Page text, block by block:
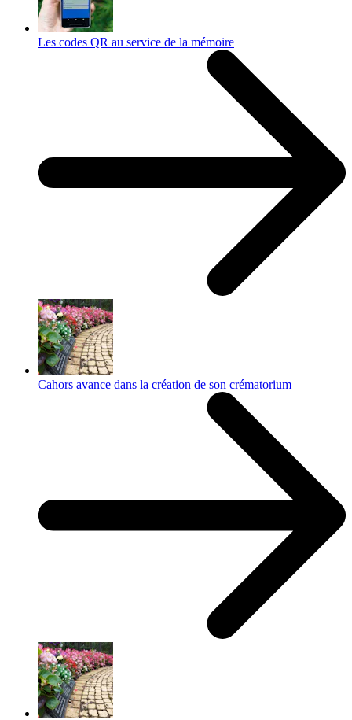
Les codes QR au service de la mémoire
Cahors avance dans la création de son crématorium